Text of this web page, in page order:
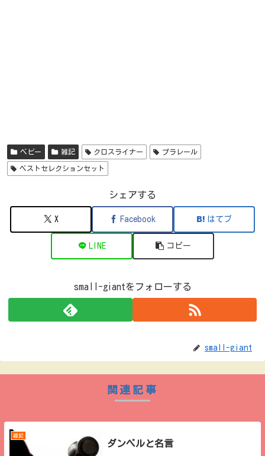
ベビー 雑記 クロスライナー プラレール
ベストセレクションセット
シェアする
X Facebook はてブ
LINE コピー
small-giantをフォローする
small-giant
関連記事
雑記
ダンベルと名言